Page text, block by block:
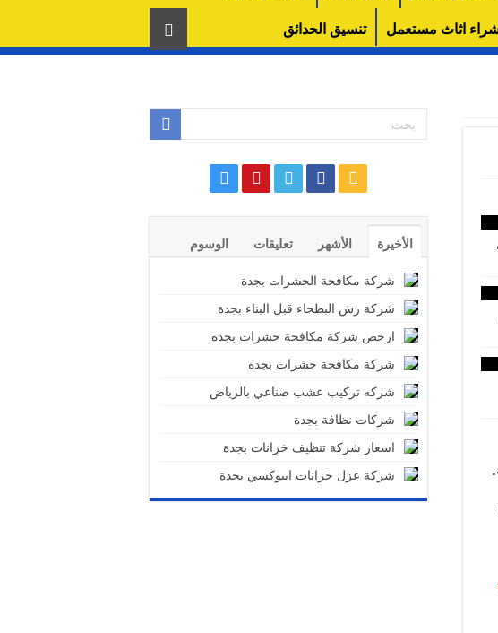
اثاث مستعمل تنسيق الحدائق
الأخيرة الأشهر تعليقات الوسوم
شركة مكافحة الحشرات بجدة
شركة رش البطحاء قبل البناء بجدة
ارخص شركة مكافحة حشرات بجده
شركة مكافحة حشرات بجده
شركه تركيب عشب صناعي بالرياض
شركات نظافة بجدة
اسعار شركة تنظيف خزانات بجدة
شركة عزل خزانات ايبوكسي بجدة